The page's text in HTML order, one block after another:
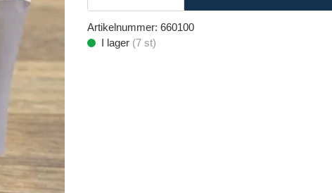
Artikelnummer: 660100
I lager (7 st)